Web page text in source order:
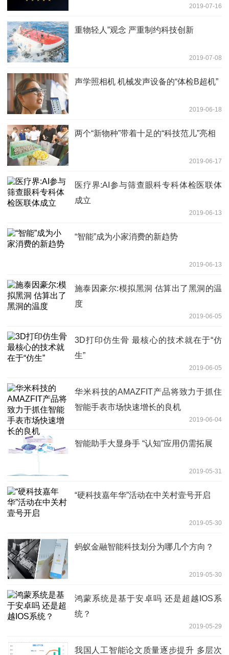
2019-07-16
重物轻人”观念 严重制约科技创新
2019-07-08
声学照相机 机械发声设备的“体检B超机”
2019-06-18
两个“新物种”带着十足的“科技范儿”亮相
2019-06-17
医疗界:AI参与筛查眼科专科体检医联体
成立
2019-06-13
“智能”成为小家消费的新趋势
2019-06-13
施泰因豪尔:模拟黑洞 估算出了黑洞的温
度
2019-06-05
3D打印仿生骨 最核心的技术就在于“仿
生”
2019-06-05
华米科技的AMAZFIT产品将致力于抓住
智能手表市场快速增长的良机
2019-06-04
智能助手大显身手 “认知”应用仍需拓展
2019-05-31
“硬科技嘉年华”活动在中关村壹号开启
2019-05-30
蚂蚁金融智能科技划分为哪几个方向？
2019-05-30
鸿蒙系统是基于安卓吗 还是超越IOS系
统？
2019-05-29
我国人工智能论文质量逐步提升 多层次